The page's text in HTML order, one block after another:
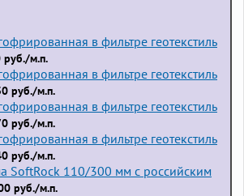
в фильтре геотекстиль
м.п.
в фильтре геотекстиль
руб./м.п.
в фильтре геотекстиль
руб./м.п.
в фильтре геотекстиль
руб./м.п.
SoftRock 110/300 мм с российским
руб./м.п.